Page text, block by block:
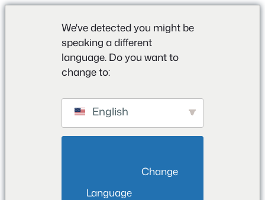
We've detected you might be
speaking a different
language. Do you want to
change to:
English
Language